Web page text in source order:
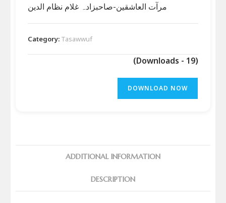
مرآت العاشقین-صاحبزادہ غلام نظام الدین
Category: Tasawwuf
(Downloads - 19)
DOWNLOAD NOW
ADDITIONAL INFORMATION
DESCRIPTION